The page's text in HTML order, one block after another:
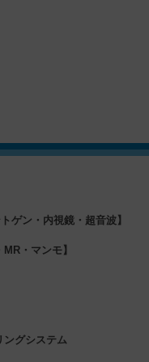
ゲン・内視鏡・超音波】
・マンモ】
ングシステム